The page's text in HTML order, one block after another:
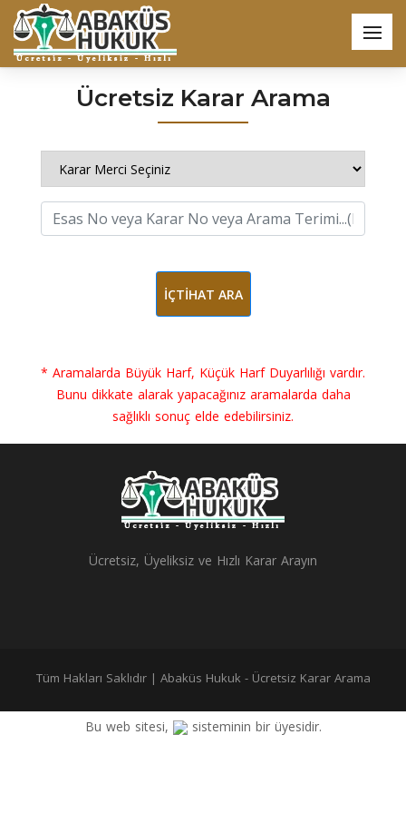
Ücretsiz Karar Arama
İÇTİHAT ARA
* Aramalarda Büyük Harf, Küçük Harf Duyarlılığı vardır.
Bunu dikkate alarak yapacağınız aramalarda daha
sağlıklı sonuç elde edebilirsiniz.
Ücretsiz, Üyeliksiz ve Hızlı Karar Arayın
Tüm Hakları Saklıdır | Abaküs Hukuk - Ücretsiz Karar Arama
Bu web sitesi, sisteminin bir üyesidir.